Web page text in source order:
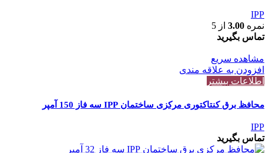
IPP
نمره 3.00 از 5
تماس بگیرید
مشاهده سریع
افزودن به علاقه مندی
اطلاعات بیشتر
محافظ برق کنتاکتوری مرکزی ساختمان IPP سه فاز 150 آمپر
IPP
تماس بگیرید